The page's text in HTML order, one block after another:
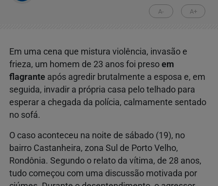
A- A+
Em uma cena que mistura violência, invasão e
frieza, um homem de 23 anos foi preso em
flagrante após agredir brutalmente a esposa e, em
seguida, invadir a própria casa pelo telhado para
esperar a chegada da polícia, calmamente sentado
no sofá.
O caso aconteceu na noite de sábado (19), no
bairro Castanheira, zona Sul de Porto Velho,
Rondônia. Segundo o relato da vítima, de 28 anos,
tudo começou com uma discussão motivada por